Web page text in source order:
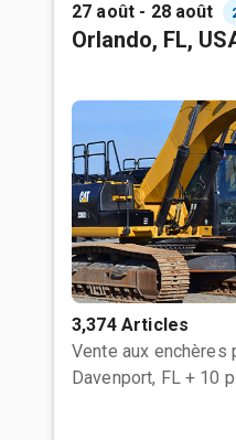
27 août - 28 août
Orlando, FL,
3,374 Articles
Vente aux enchères
Davenport, FL + 10